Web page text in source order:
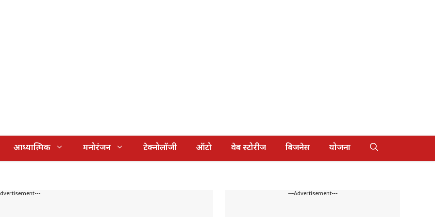
आध्यात्मिक मनोरंजन टेक्नोलॉजी ऑटो वेब स्टोरीज बिजनेस योजना
---Advertisement---